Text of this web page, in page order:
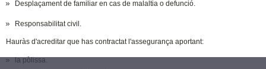
Desplaçament de familiar en cas de malaltia o defunció.
Responsabilitat civil.
Hauràs d'acreditar que has contractat l'assegurança aportant:
la pòlissa.